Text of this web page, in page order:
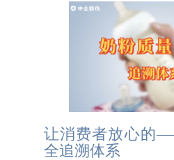
让消费者放心的
全追溯体系